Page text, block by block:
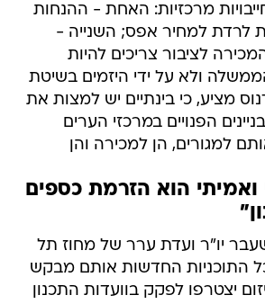
מרכזיות: האחת - ההנחות
לרדת למחיר אפס; השנייה -
לציבור צריכים להיות
ולא על ידי היזמים בשיטת
מציע, כי בינתיים יש למצות את
הפנויים במרכזי הערים
למגורים, הן למכירה והן
ואמיתי הוא הזרמת כספים
יו"ר ועדת ערר של מחוז תל
התוכניות החדשות אותם מבקש
יצטרפו לפקק בוועדות התכנון